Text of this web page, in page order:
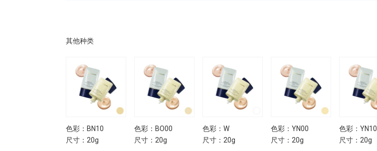
其他种类
色彩：BN10
尺寸：20g
色彩：BO00
尺寸：20g
色彩：W
尺寸：20g
色彩：YN00
尺寸：20g
色彩：YN10
尺寸：20g